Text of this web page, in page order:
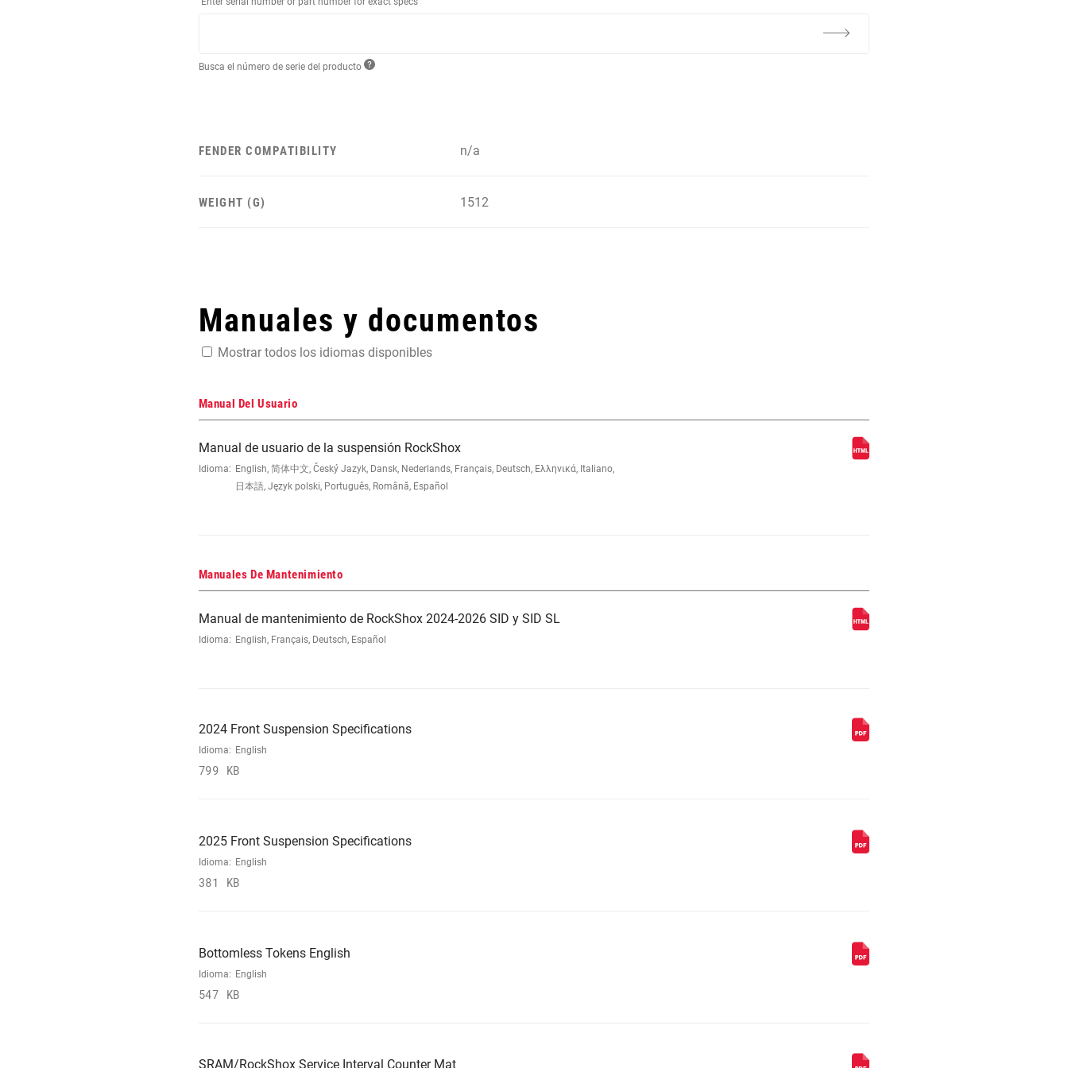
Busca el número de serie del producto
FENDER COMPATIBILITY n/a
WEIGHT (G) 1512
Manuales y documentos
Mostrar todos los idiomas disponibles
Manual Del Usuario
Manual de usuario de la suspensión RockShox
Idioma: English, 简体中文, Český Jazyk, Dansk, Nederlands, Français, Deutsch, Ελληνικά, Italiano,
日本語, Język polski, Português, Română, Español
Manuales De Mantenimiento
Manual de mantenimiento de RockShox 2024-2026 SID y SID SL
Idioma: English, Français, Deutsch, Español
2024 Front Suspension Specifications
Idioma: English
799 KB
2025 Front Suspension Specifications
Idioma: English
381 KB
Bottomless Tokens English
Idioma: English
547 KB
SRAM/RockShox Service Interval Counter Mat